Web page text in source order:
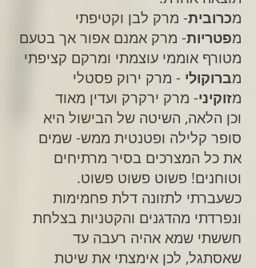
מכרובית- מרק לבן וקטיפתי
מפטריות- מרק אמנם אפור אך בטעם
מטורף אוממי עוצמתי ומרקם קציפתי
מברוקולי - מרק ירוק פסטלי
מזוקיני- מרק ירקרק ועדין מאוד
וכן הלאה, השיטה של הבישול היא
סופר קלילה ופטנטית ממש- שמים
את כל המצרכים בסיר מרתיחים
וטוחנים! פשוט פשוט פשוט.
כשעברתי לתזונה דלת פחמימות
ונפרדתי מהדגנים והקטניות בצלחת
חששתי שמא אהיה רעבה עד
שאסתגל, לכן אימצתי את שיטת